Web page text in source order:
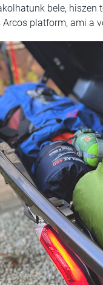
bele, hiszen
platform, ami a